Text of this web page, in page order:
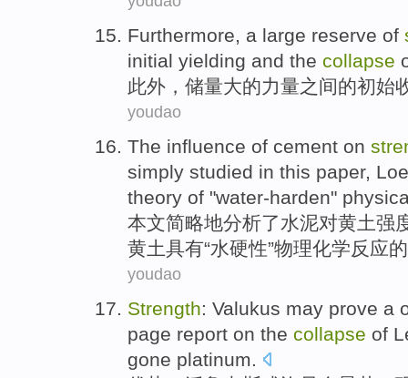
Furthermore, a large reserve of
initial yielding and the collapse
此外 ， 储量大的力量之间的初始
youdao
The influence of cement on
simply studied in this paper,
theory of "water-harden"
本文简略地分析了水泥对黄土强
黄土具有“水硬性”物理化学反应的
youdao
Strength: Valukus may prove a
page report on the collapse of
gone platinum.